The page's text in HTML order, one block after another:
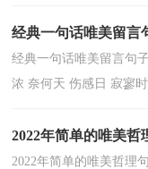
经典一句话唯美留言
经典一句话唯美留言句
浓 奈何天 伤感日 寂寥
2022年简单的唯美哲
2022年简单的唯美哲理